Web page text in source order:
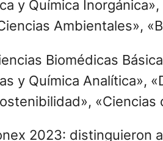
y Química
Ambientales»,
Biomédicas
y Química Analítica»,